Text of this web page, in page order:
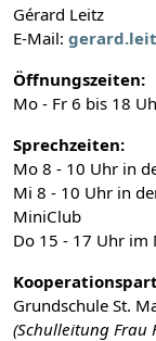
Gérard Leitz
E-Mail:
Öffnungszeiten:
Mo - Fr 6 bis 18
Sprechzeiten:
Mo 8 - 10 Uhr in
Mi 8 - 10 Uhr in
MiniClub
Do 15 - 17 Uhr im
Grundschule St.
(Schulleitung Frau